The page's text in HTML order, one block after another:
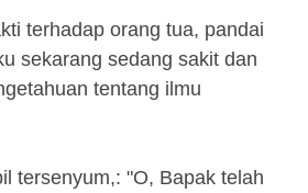
terhadap orang tua, pandai
sekarang sedang sakit dan
tentang ilmu
tersenyum,: "O, Bapak telah